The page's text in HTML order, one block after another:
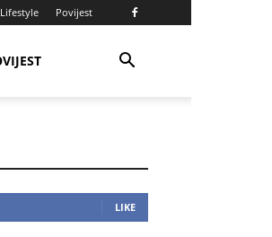
Lifestyle Povijest
LIKE